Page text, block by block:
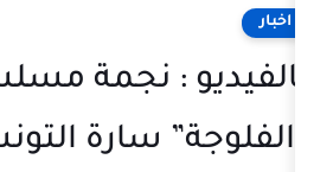
: نجمة مسلسل
سارة التونسي تخطف